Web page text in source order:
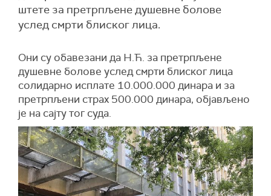
штете за претрпљене душевне болове
услед смрти блиског лица.
Они су обавезани да Н.Ћ. за претрпљене
душевне болове услед смрти блиског лица
солидарно исплате 10.000.000 динара и за
претрпљени страх 500.000 динара, објављено
је на сајту тог суда.